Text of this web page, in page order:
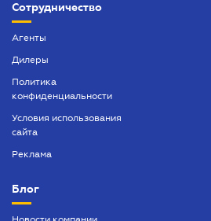
Сотрудничество
Агенты
Дилеры
Политика
конфиденциальности
Условия использования
сайта
Реклама
Блог